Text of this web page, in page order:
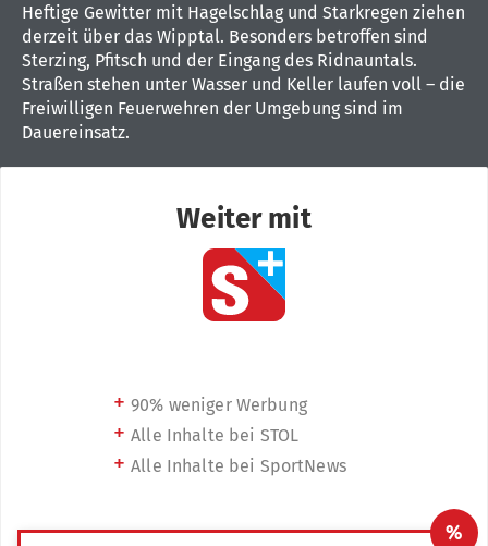
Heftige Gewitter mit Hagelschlag und Starkregen ziehen
derzeit über das Wipptal. Besonders betroffen sind
Sterzing, Pfitsch und der Eingang des Ridnauntals.
Straßen stehen unter Wasser und Keller laufen voll – die
Freiwilligen Feuerwehren der Umgebung sind im
Dauereinsatz.